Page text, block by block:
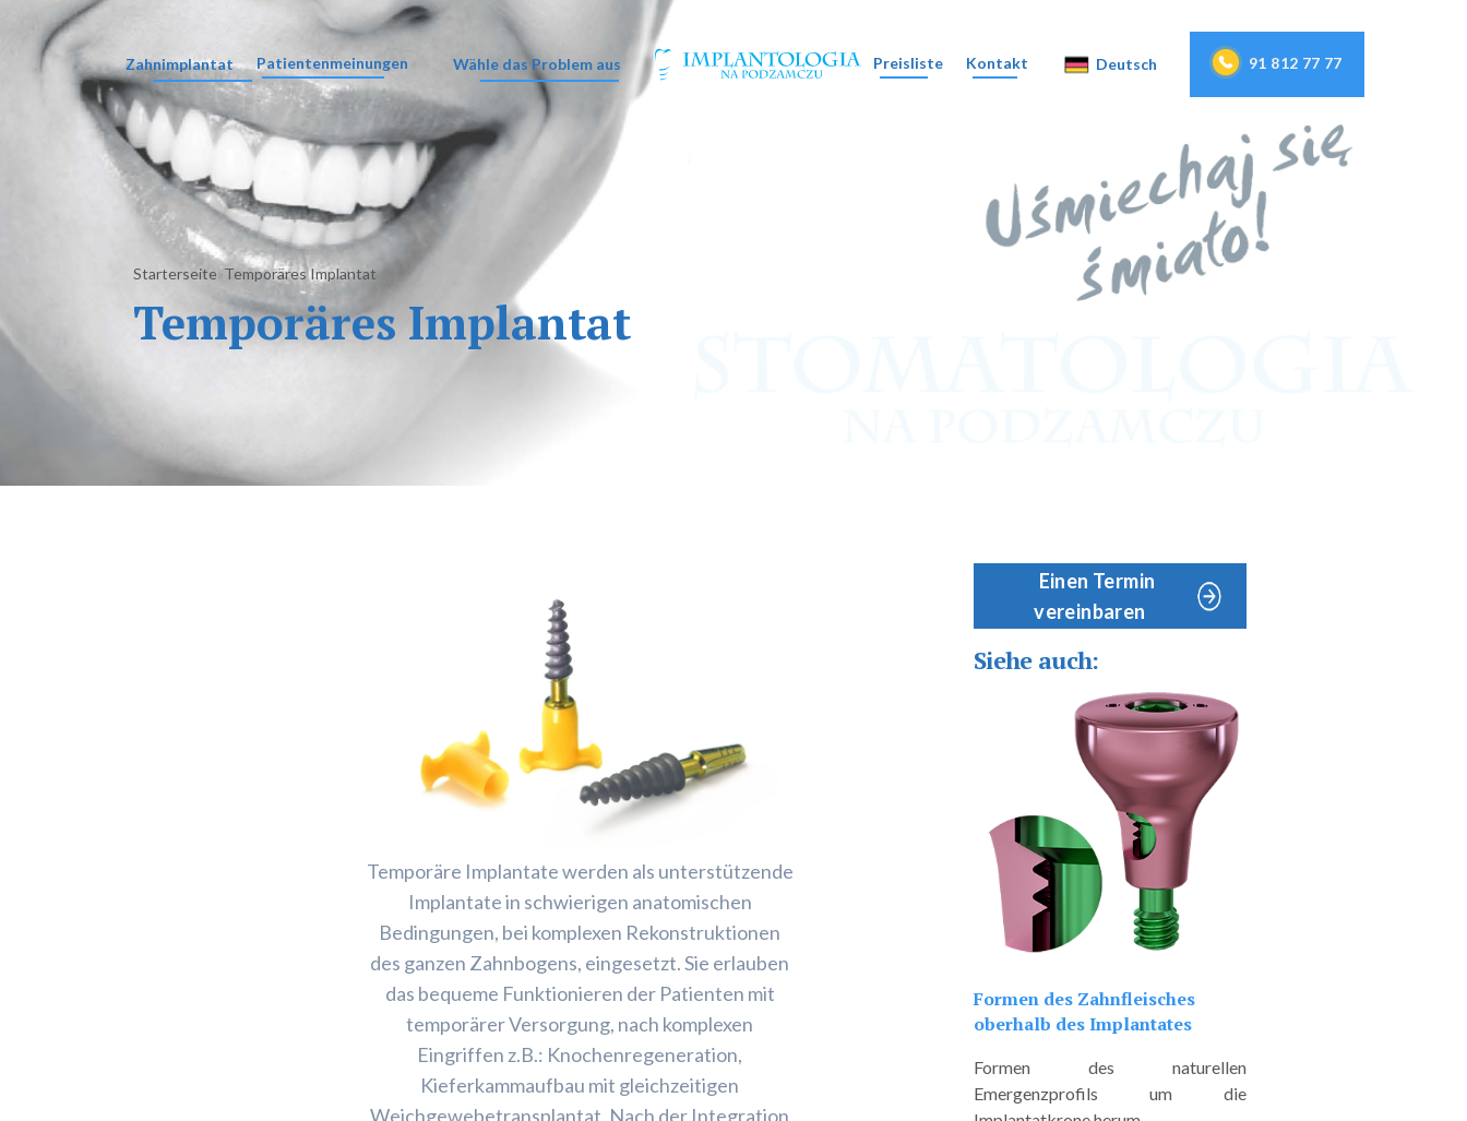
Zahnimplantat Patientenmeinungen Wähle das Problem aus Preisliste Kontakt Deutsch 91 812 77 77
Starterseite»Temporäres Implantat
Temporäres Implantat
Temporäre Implantate werden als unterstützende
Implantate in schwierigen anatomischen
Bedingungen, bei komplexen Rekonstruktionen
des ganzen Zahnbogens, eingesetzt. Sie erlauben
das bequeme Funktionieren der Patienten mit
temporärer Versorgung, nach komplexen
Eingriffen z.B.: Knochenregeneration,
Kieferkammaufbau mit gleichzeitigen
Weichgewebetransplantat. Nach der Integration
Einen Termin
vereinbaren
Siehe auch:
Formen des Zahnfleisches
oberhalb des Implantates
Formen des naturellen
Emergenzprofils um die